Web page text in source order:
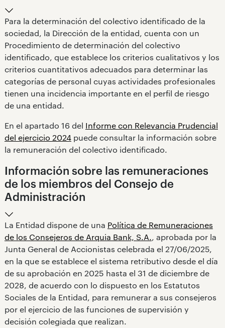
Para la determinación del colectivo identificado de la
sociedad, la Dirección de la entidad, cuenta con un
Procedimiento de determinación del colectivo
identificado, que establece los criterios cualitativos y los
criterios cuantitativos adecuados para determinar las
categorías de personal cuyas actividades profesionales
tienen una incidencia importante en el perfil de riesgo
de una entidad.
En el apartado 16 del Informe con Relevancia Prudencial
del ejercicio 2024puede consultar la información sobre
la remuneración del colectivo identificado.
Información sobre las remuneraciones
de los miembros del Consejo de
Administración
La Entidad dispone de una Política de Remuneraciones
de los Consejeros de Arquia Bank, S.A., aprobada por la
Junta General de Accionistas celebrada el 27/06/2025,
en la que se establece el sistema retributivo desde el día
de su aprobación en 2025 hasta el 31 de diciembre de
2028, de acuerdo con lo dispuesto en los Estatutos
Sociales de la Entidad, para remunerar a sus consejeros
por el ejercicio de las funciones de supervisión y
decisión colegiada que realizan.